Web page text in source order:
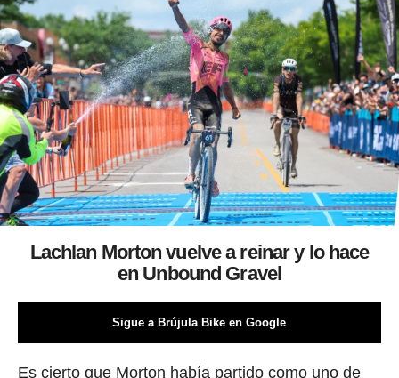
Lachlan Morton vuelve a reinar y lo hace
en Unbound Gravel
Sigue a Brújula Bike en Google
Es cierto que Morton había partido como uno de